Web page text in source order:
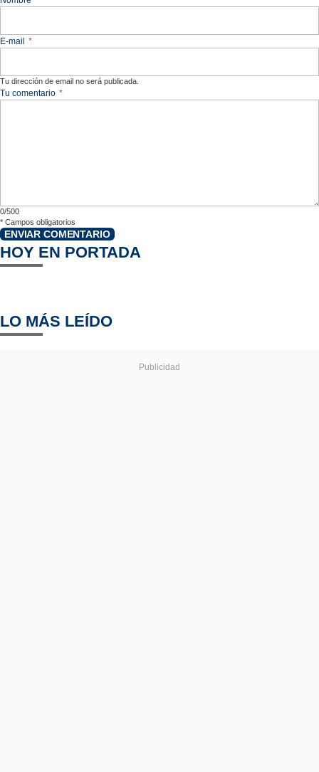
E-mail *
Tu dirección de email no será publicada.
Tu comentario *
0/500
* Campos obligatorios
ENVIAR COMENTARIO
HOY EN PORTADA
LO MÁS LEÍDO